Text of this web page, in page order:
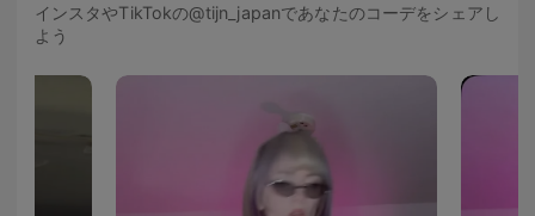
インスタやTikTokの@tijn_japanであなたのコーデをシェアし
よう